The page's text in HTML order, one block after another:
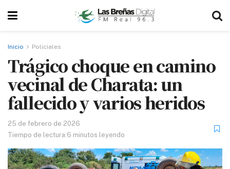
Inicio Policiales
Trágico choque en camino
vecinal de Charata: un
fallecido y varios heridos
25 de febrero de 2026
Tiempo de lectura:6 minutos leyendo